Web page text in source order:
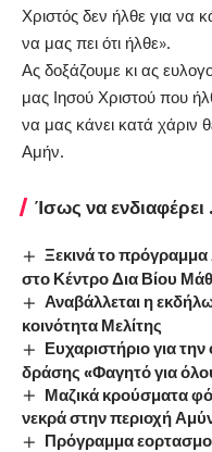
Χριστός δεν ήλθε για να
να μας πει ότι ήλθε».
Ας δοξάζουμε κι ας
μας Ιησού Χριστού που
να μας κάνει κατά χάριν
Αμήν.
Ίσως να ενδιαφέρει
Ξεκινά το πρόγραμμα
στο Κέντρο Δια Βίου
Αναβάλλεται η
κοινότητα Μελίτης
Ευχαριστήριο για
δράσης «Φαγητό για
Μαζικά κρούσματα
νεκρά στην περιοχή
Πρόγραμμα